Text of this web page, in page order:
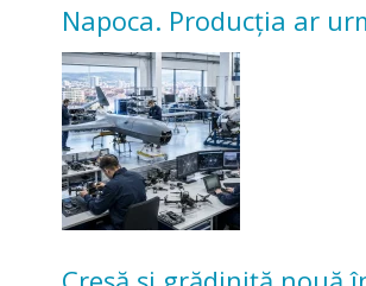
Napoca. Producția ar
înceapă în toamna